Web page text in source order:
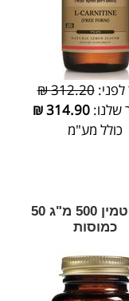
לפני:312.20 ₪
שלנו:314.90
₪
כולל מע"מ
ל-גלוטמין 500 מ"ג 50
כמוסות